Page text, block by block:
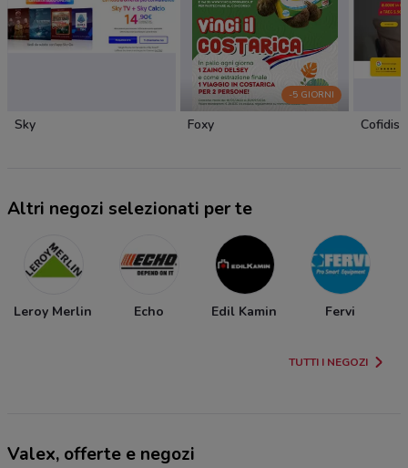
Sky
-5 GIORNI
Foxy Cofidis
Altri negozi selezionati per te
Leroy Merlin Echo Edil Kamin Fervi
TUTTI I NEGOZI
Valex, offerte e negozi